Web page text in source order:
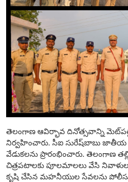
తెలంగాణ ఆవిర్భావ దినోత్సవాన్ని
నిర్వహించారు. సీఐ సురేష్‌బాబు జాతీయ
వేడుకలను ప్రారంభించారు. తెలంగాణ
చిత్రపటాలకు పూలమాలలు వేసి
కృషి చేసిన మహనీయుల సేవలను